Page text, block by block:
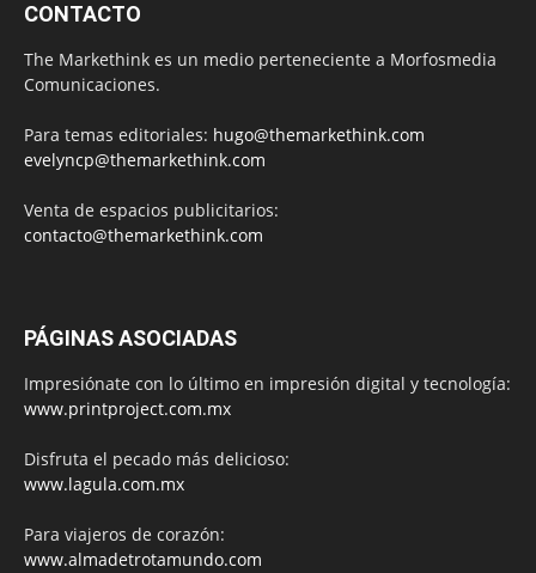
CONTACTO
The Markethink es un medio perteneciente a Morfosmedia
Comunicaciones.
Para temas editoriales: hugo@themarkethink.com
evelyncp@themarkethink.com
Venta de espacios publicitarios:
contacto@themarkethink.com
PÁGINAS ASOCIADAS
Impresiónate con lo último en impresión digital y tecnología:
www.printproject.com.mx
Disfruta el pecado más delicioso:
www.lagula.com.mx
Para viajeros de corazón:
www.almadetrotamundo.com